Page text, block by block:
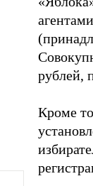
рублей,
Кроме